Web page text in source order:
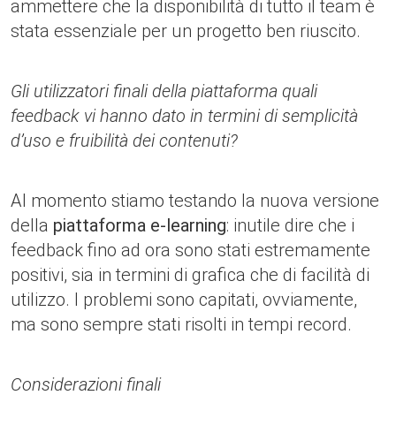
ammettere che la disponibilità di tutto il team è
stata essenziale per un progetto ben riuscito.
Gli utilizzatori finali della piattaforma quali
feedback vi hanno dato in termini di semplicità
d’uso e fruibilità dei contenuti?
Al momento stiamo testando la nuova versione
della piattaforma e-learning: inutile dire che i
feedback fino ad ora sono stati estremamente
positivi, sia in termini di grafica che di facilità di
utilizzo. I problemi sono capitati, ovviamente,
ma sono sempre stati risolti in tempi record.
Considerazioni finali